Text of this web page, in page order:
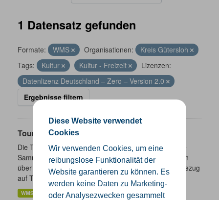
Diese Website verwendet
Cookies
Wir verwenden Cookies, um eine
reibungslose Funktionalität der
Website garantieren zu können. Es
werden keine Daten zu Marketing-
oder Analysezwecken gesammelt
1 Datensatz gefunden
Formate: WMS Organisationen:
Kreis Gütersloh
Tags:
Kultur Kultur - Freizeit
Lizenzen:
Datenlizenz Deutschland – Zero – Version 2.0
Ergebnisse filtern
Touristik- und Freizeitinformationen NRW
Die Touristik- und Freizeitinformationen NRW sind eine
Sammlung von Daten des Landes Nordrhein-Westfalen
über ausgewählte freizeitbezogene Informationen in Bezug
auf Tourismus,...
WMS